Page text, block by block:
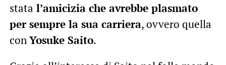
stata l’amicizia che avrebbe plasmato
per sempre la sua carriera, ovvero quella
conYosuke Saito.